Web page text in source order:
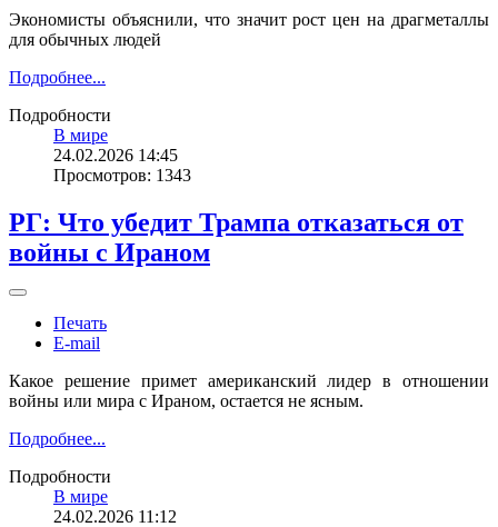
Экономисты объяснили, что значит рост цен на драгметаллы
для обычных людей
Подробнее...
Подробности
В мире
24.02.2026 14:45
Просмотров: 1343
РГ: Что убедит Трампа отказаться от
войны с Ираном
Печать
E-mail
Какое решение примет американский лидер в отношении
войны или мира с Ираном, остается не ясным.
Подробнее...
Подробности
В мире
24.02.2026 11:12